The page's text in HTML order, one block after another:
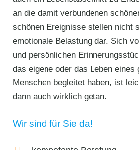
an die damit verbundenen
schönen Ereignisse stellen nicht
emotionale Belastung dar. Sich
und persönlichen
das eigene oder das Leben eines
Menschen begleitet haben, ist
dann auch wirklich getan.
Wir sind für Sie da!